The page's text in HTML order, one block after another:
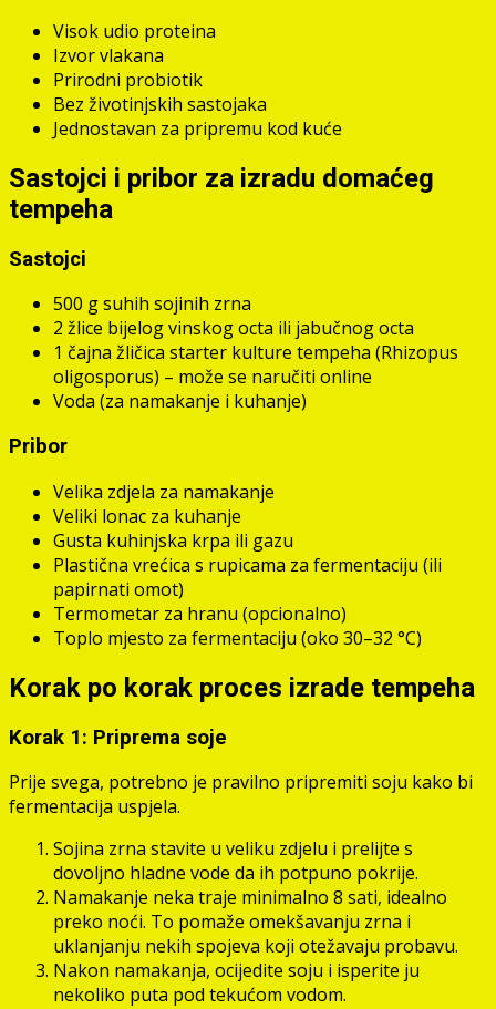
Visok udio proteina
Izvor vlakana
Prirodni probiotik
Bez životinjskih sastojaka
Jednostavan za pripremu kod kuće
Sastojci i pribor za izradu domaćeg
tempeha
Sastojci
500 g suhih sojinih zrna
2 žlice bijelog vinskog octa ili jabučnog octa
1 čajna žličica starter kulture tempeha (Rhizopus
oligosporus) – može se naručiti online
Voda (za namakanje i kuhanje)
Pribor
Velika zdjela za namakanje
Veliki lonac za kuhanje
Gusta kuhinjska krpa ili gazu
Plastična vrećica s rupicama za fermentaciju (ili
papirnati omot)
Termometar za hranu (opcionalno)
Toplo mjesto za fermentaciju (oko 30–32 °C)
Korak po korak proces izrade tempeha
Korak 1: Priprema soje
Prije svega, potrebno je pravilno pripremiti soju kako bi
fermentacija uspjela.
Sojina zrna stavite u veliku zdjelu i prelijte s
dovoljno hladne vode da ih potpuno pokrije.
Namakanje neka traje minimalno 8 sati, idealno
preko noći. To pomaže omekšavanju zrna i
uklanjanju nekih spojeva koji otežavaju probavu.
Nakon namakanja, ocijedite soju i isperite ju
nekoliko puta pod tekućom vodom.